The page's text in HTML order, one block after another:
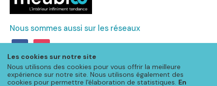
Les cookies sur notre site
Nous utilisons des cookies pour vous offrir la meilleure
expérience sur notre site. Nous utilisons également des
cookies pour permettre l'élaboration de statistiques. En
Nous sommes aussi sur les réseaux
facebookinstagram